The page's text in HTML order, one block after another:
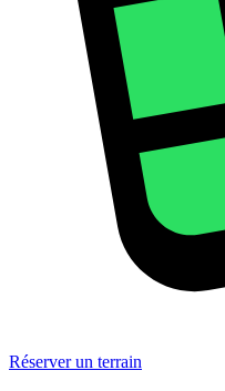
Réserver un terrain